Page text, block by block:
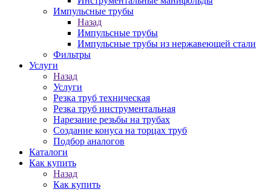
Импульсные трубы
Назад
Импульсные трубы
Импульсные трубы из нержавеющей стали
Фильтры
Услуги
Назад
Услуги
Резка труб техническая
Резка труб инструментальная
Нарезание резьбы на трубах
Создание конуса на торцах труб
Подбор аналогов
Каталоги
Как купить
Назад
Как купить